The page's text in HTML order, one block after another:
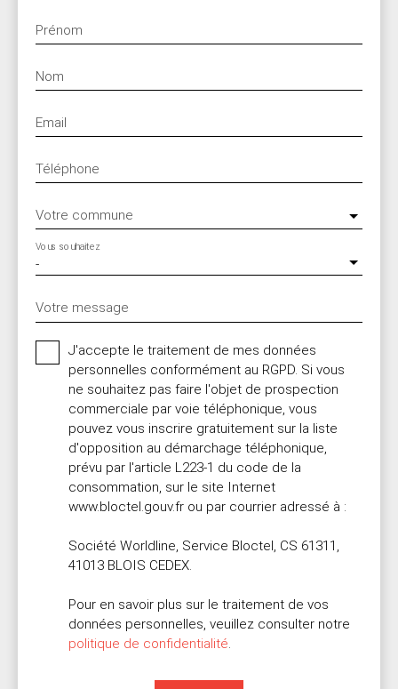
Prénom
Nom
Email
Téléphone
Votre commune
-
Vous souhaitez
Votre message
J'accepte le traitement de mes données
personnelles conformément au RGPD. Si vous
ne souhaitez pas faire l'objet de prospection
commerciale par voie téléphonique, vous
pouvez vous inscrire gratuitement sur la liste
d'opposition au démarchage téléphonique,
prévu par l'article L223-1 du code de la
consommation, sur le site Internet
www.bloctel.gouv.fr ou par courrier adressé à :
Société Worldline, Service Bloctel, CS 61311,
41013 BLOIS CEDEX.
Pour en savoir plus sur le traitement de vos
données personnelles, veuillez consulter notre
politique de confidentialité.